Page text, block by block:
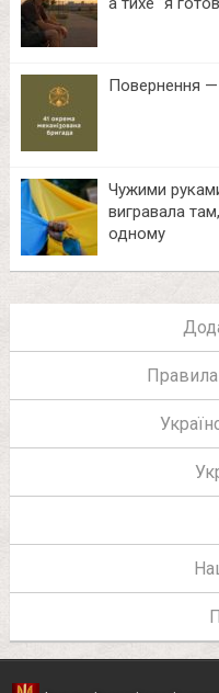
Повернення —
Чужими
вигравала
одному
Правила